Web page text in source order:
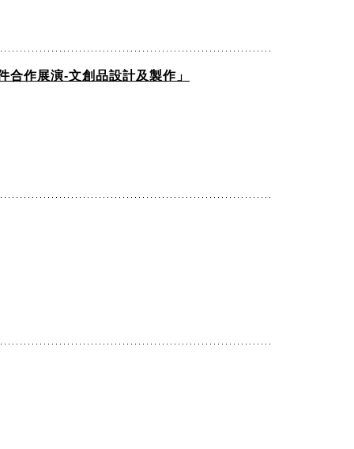
作展演-文創品設計及製作」